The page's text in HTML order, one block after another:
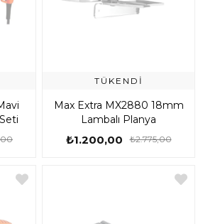
TÜKENDI
Max Extra MX2880 18mm
Lambalı Planya
₺1.200,00 ₺2.775,00